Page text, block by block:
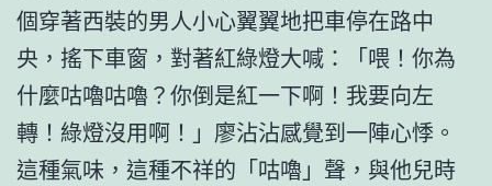
個穿著西裝的男人小心翼翼地把車停在路中
央，搖下車窗，對著紅綠燈大喊：「喂！你為
什麼咕嚕咕嚕？你倒是紅一下啊！我要向左
轉！綠燈沒用啊！」廖沾沾感覺到一陣心悸。
這種氣味，這種不祥的「咕嚕」聲，與他兒時